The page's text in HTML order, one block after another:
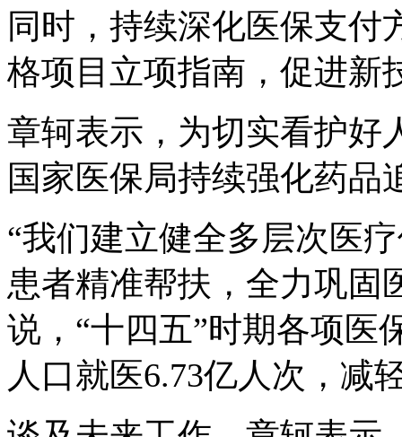
同时，持续深化医保支付
格项目立项指南，促进新
章轲表示，为切实看护好
国家医保局持续强化药品
“我们建立健全多层次医
患者精准帮扶，全力巩固
说，“十四五”时期各项医
人口就医6.73亿人次，减